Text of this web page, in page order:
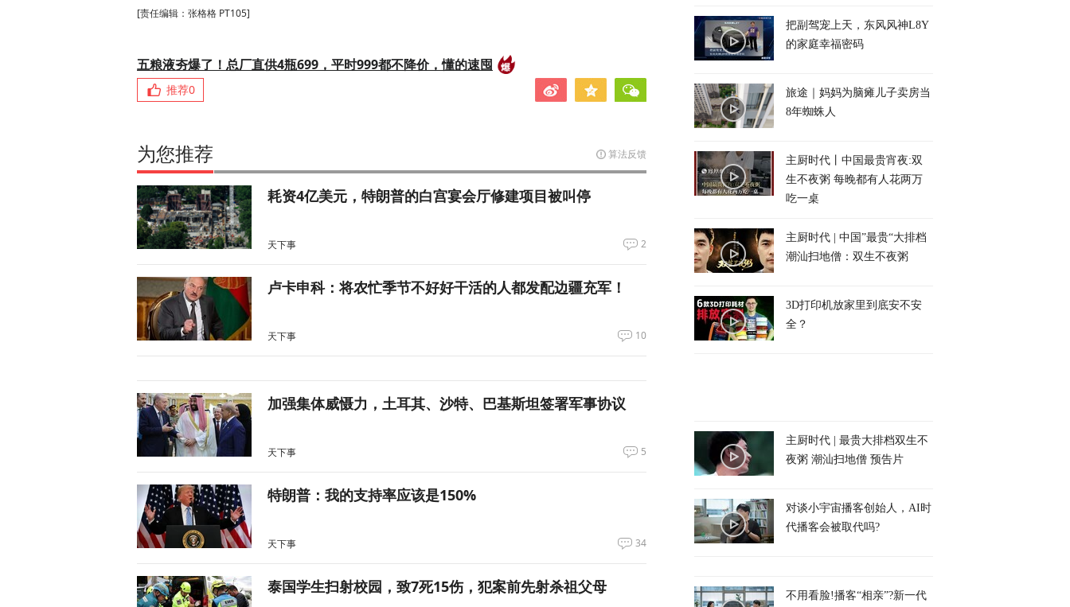
[责任编辑：张格格 PT105]
五粮液夯爆了！总厂直供4瓶699，平时999都不降价，懂的速囤
推荐0
为您推荐 算法反馈
耗资4亿美元，特朗普的白宫宴会厅修建项目被叫停
天下事 2
卢卡申科：将农忙季节不好好干活的人都发配边疆充军！
天下事 10
加强集体威慑力，土耳其、沙特、巴基斯坦签署军事协议
天下事 5
特朗普：我的支持率应该是150%
天下事 34
泰国学生扫射校园，致7死15伤，犯案前先射杀祖父母
把副驾宠上天，东风风神L8Y
的家庭幸福密码
旅途｜妈妈为脑瘫儿子卖房当
8年蜘蛛人
主厨时代丨中国最贵宵夜:双
生不夜粥 每晚都有人花两万
吃一桌
主厨时代 | 中国”最贵“大排档
潮汕扫地僧：双生不夜粥
3D打印机放家里到底安不安
全？
主厨时代 | 最贵大排档双生不
夜粥 潮汕扫地僧 预告片
对谈小宇宙播客创始人，AI时
代播客会被取代吗?
不用看脸!播客“相亲”?新一代